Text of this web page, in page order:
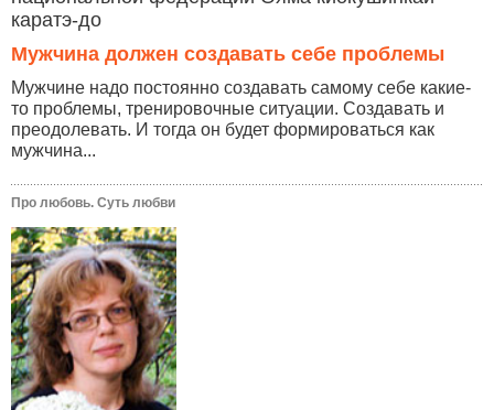
каратэ-до
Мужчина должен создавать себе проблемы
Мужчине надо постоянно создавать самому себе какие-
то проблемы, тренировочные ситуации. Создавать и
преодолевать. И тогда он будет формироваться как
мужчина...
Про любовь. Суть любви